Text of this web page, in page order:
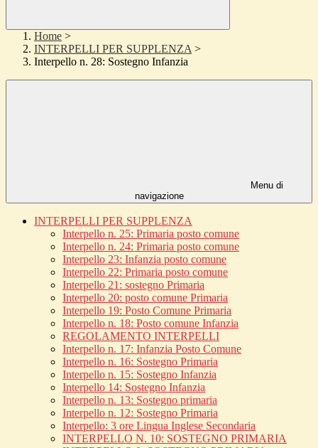
Home >
INTERPELLI PER SUPPLENZA >
Interpello n. 28: Sostegno Infanzia
Menu di
navigazione
INTERPELLI PER SUPPLENZA
Interpello n. 25: Primaria posto comune
Interpello n. 24: Primaria posto comune
Interpello 23: Infanzia posto comune
Interpello 22: Primaria posto comune
Interpello 21: sostegno Primaria
Interpello 20: posto comune Primaria
Interpello 19: Posto Comune Primaria
Interpello n. 18: Posto comune Infanzia
REGOLAMENTO INTERPELLI
Interpello n. 17: Infanzia Posto Comune
Interpello n. 16: Sostegno Primaria
Interpello n. 15: Sostegno Infanzia
Interpello 14: Sostegno Infanzia
Interpello n. 13: Sostegno primaria
Interpello n. 12: Sostegno Primaria
Interpello: 3 ore Lingua Inglese Secondaria
INTERPELLO N. 10: SOSTEGNO PRIMARIA